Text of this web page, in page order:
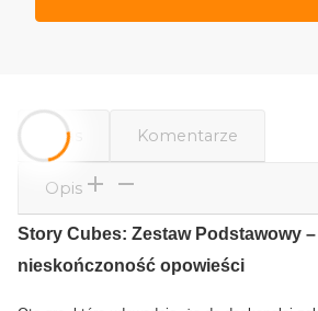
Opis Komentarze
Opis
Story Cubes: Zestaw Podstawowy
nieskończoność opowieści